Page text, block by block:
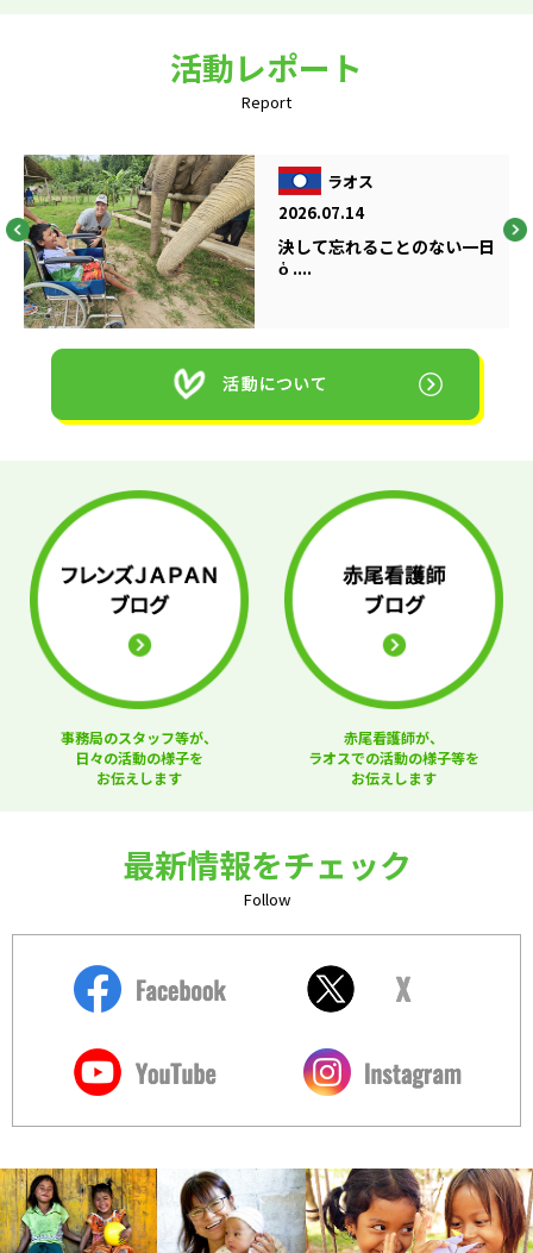
活動レポート
Report
ラオス
2026.07.14
決して忘れることのない一日
ὁ ....
事務局のスタッフ等が、
日々の活動の様子を
お伝えします
赤尾看護師が、
ラオスでの活動の様子等を
お伝えします
最新情報をチェック
Follow